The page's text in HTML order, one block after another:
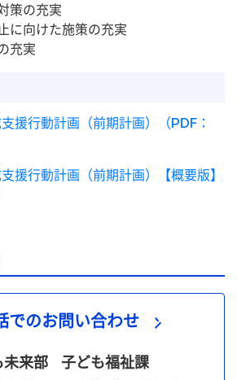
策の充実
向けた施策の充実
充実
援行動計画（前期計画）（PDF：
援行動計画（前期計画）【概要版】
でのお問い合わせ
未来部 子ども福祉課